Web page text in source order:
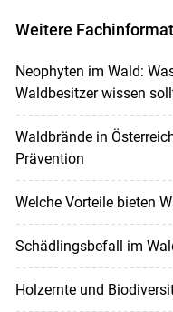
Weitere
Neophyten im Wald:
Waldbesitzer wissen
Waldbrände in
Prävention
Welche Vorteile bieten
Schädlingsbefall im
Holzernte und